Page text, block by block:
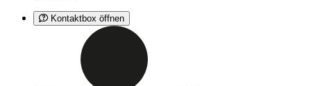
Kontaktbox öffnen